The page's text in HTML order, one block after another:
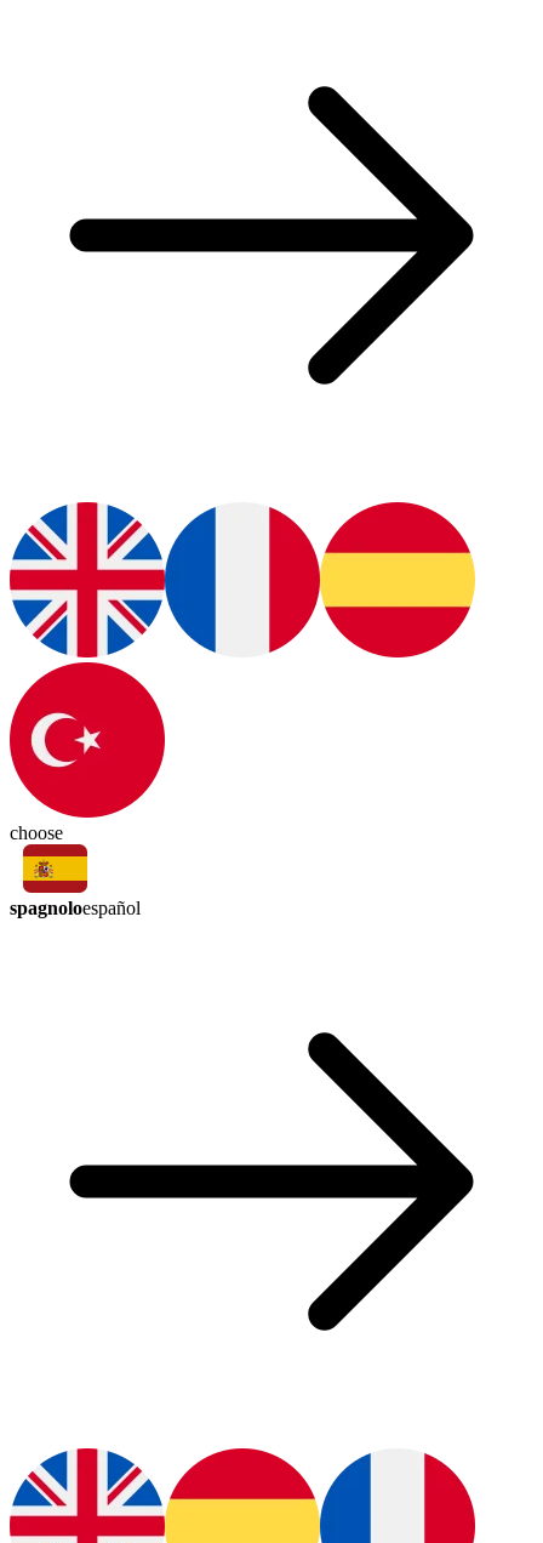
choose
spagnoloespañol